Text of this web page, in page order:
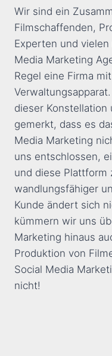
Wir sind ein
Filmschaffenden,
Experten und vielen
Media Marketing
Regel eine Firma
dieser Konstellation
gemerkt, dass es
Media Marketing
uns entschlossen,
und diese Plattform
wandlungsfähiger
Kunde ändert sich
kümmern wir uns
Marketing hinaus
Produktion von
Social Media
nicht!